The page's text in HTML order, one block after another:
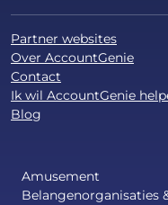
Partner websites
Over AccountGenie
Contact
Ik wil AccountGenie
Blog
Amusement
Belangenorganisaties